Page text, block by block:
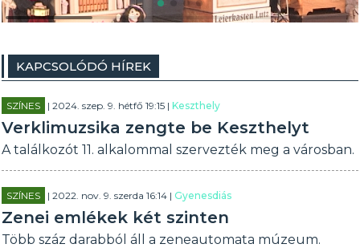
KAPCSOLÓDÓ HÍREK
SZÍNES | 2024. szep. 9. hétfő 19:15 |Keszthely
Verklimuzsika zengte be Keszthelyt
A találkozót 11. alkalommal szervezték meg a városban.
SZÍNES | 2022. nov. 9. szerda 16:14 |Gyenesdiás
Zenei emlékek két szinten
Több száz darabból áll a zeneautomata múzeum.